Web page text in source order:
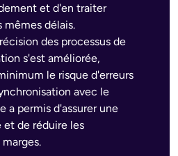
et d'en traiter
mêmes délais.
des processus de
s'est améliorée,
le risque d'erreurs
avec le
a permis d'assurer une
de réduire les